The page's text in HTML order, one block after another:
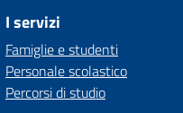
I servizi
Famiglie e studenti
Personale scolastico
Percorsi di studio